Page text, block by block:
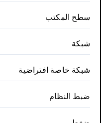
سطح المكتب
شبكة
شبكة خاصة افتراضية
ضبط النظام